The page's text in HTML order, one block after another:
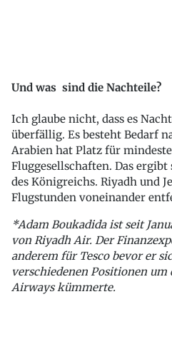
Und was sind die Nachteile?
Ich glaube nicht, dass es
überfällig. Es besteht Bedarf
Arabien hat Platz für
Fluggesellschaften. Das
des Königreichs. Riyadh und
Flugstunden voneinander
*Adam Boukadida ist seit
von Riyadh Air. Der
anderem für Tesco bevor er
verschiedenen Positionen
Airways kümmerte.